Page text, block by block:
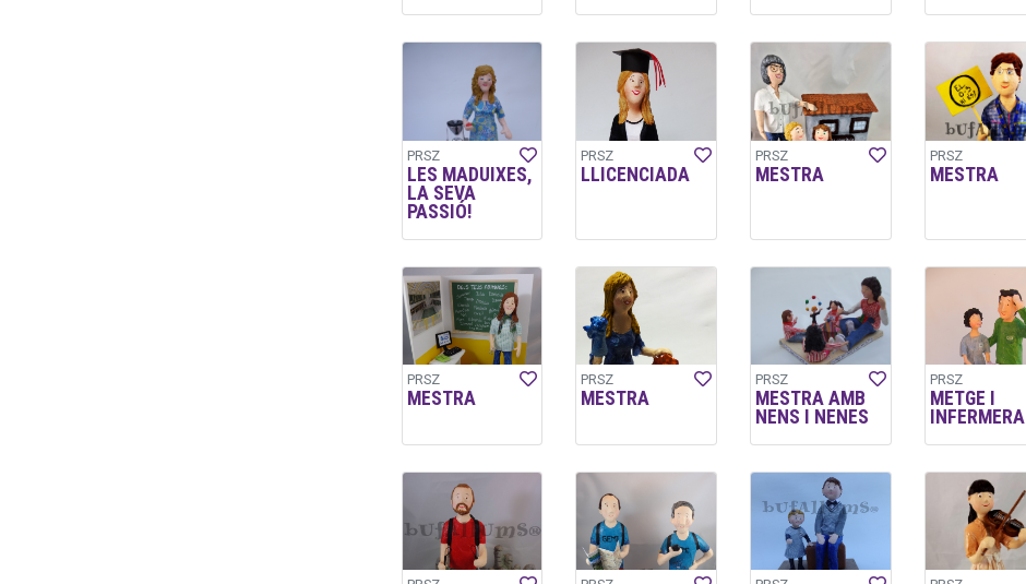
PRSZ
LES MADUIXES,
LA SEVA
PASSIÓ!
PRSZ
LLICENCIADA
PRSZ
MESTRA
PRSZ
MESTRA
PRSZ
MESTRA
PRSZ
MESTRA
PRSZ
MESTRA AMB
NENS I NENES
PRSZ
METGE I
INFERMERA